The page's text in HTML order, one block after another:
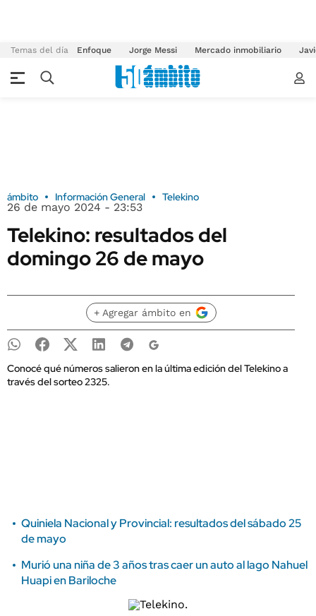
Temas del día Enfoque Jorge Messi Mercado inmobiliario
ámbito Información General Telekino
26 de mayo 2024 - 23:53
Telekino: resultados del
domingo 26 de mayo
+ Agregar ámbito en
Conocé qué números salieron en la última edición del Telekino a
través del sorteo 2325.
Quiniela Nacional y Provincial: resultados del sábado 25
de mayo
Murió una niña de 3 años tras caer un auto al lago Nahuel
Huapi en Bariloche